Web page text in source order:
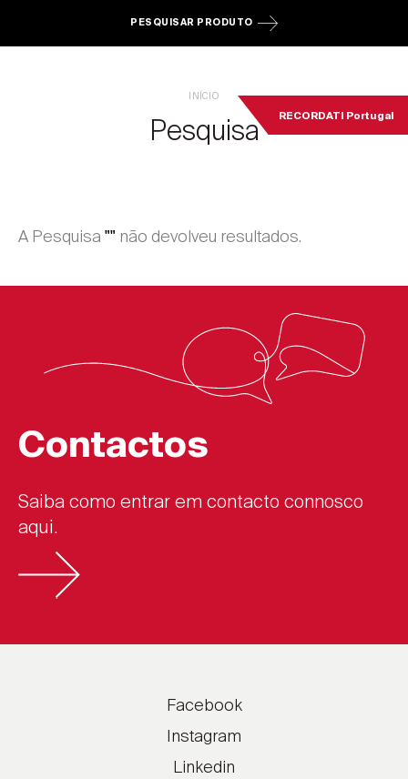
PESQUISAR PRODUTO
RECORDATI Portugal
INÍCIO
Pesquisa
A Pesquisa "" não devolveu resultados.
Contactos
Saiba como entrar em contacto connosco
aqui.
Facebook
Instagram
Linkedin